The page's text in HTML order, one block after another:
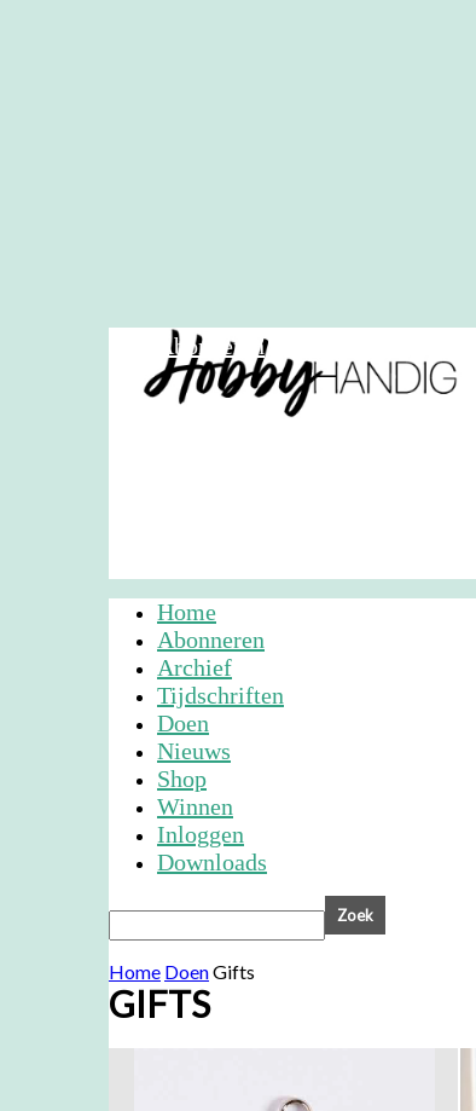
Abonneren
Home
Abonneren
Archief
Tijdschriften
Doen
Nieuws
Shop
Winnen
Inloggen
Downloads
Home DoenGifts
GIFTS